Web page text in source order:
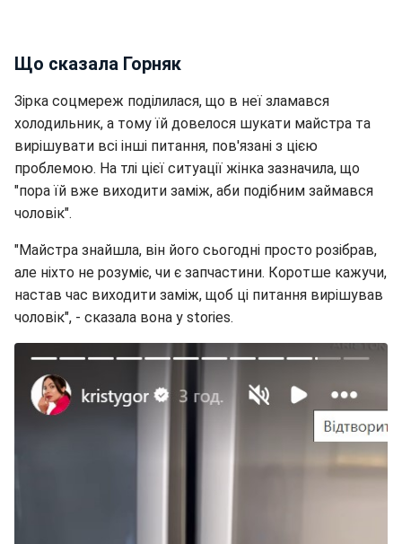
Що сказала Горняк
Зірка соцмереж поділилася, що в неї зламався
холодильник, а тому їй довелося шукати майстра та
вирішувати всі інші питання, пов'язані з цією
проблемою. На тлі цієї ситуації жінка зазначила, що
"пора їй вже виходити заміж, аби подібним займався
чоловік".
"Майстра знайшла, він його сьогодні просто розібрав,
але ніхто не розуміє, чи є запчастини. Коротше кажучи,
настав час виходити заміж, щоб ці питання вирішував
чоловік", - сказала вона у stories.